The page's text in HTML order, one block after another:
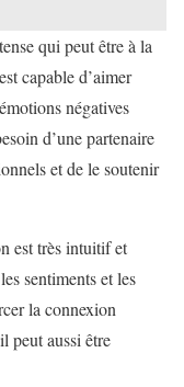
qui peut être à la
capable d’aimer
négatives
d’une partenaire
et de le soutenir
est très intuitif et
sentiments et les
la connexion
peut aussi être